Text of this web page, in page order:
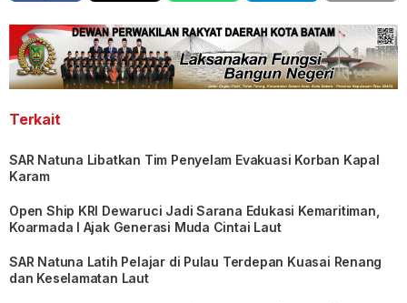
Terkait
SAR Natuna Libatkan Tim Penyelam Evakuasi Korban Kapal
Karam
Open Ship KRI Dewaruci Jadi Sarana Edukasi Kemaritiman,
Koarmada I Ajak Generasi Muda Cintai Laut
SAR Natuna Latih Pelajar di Pulau Terdepan Kuasai Renang
dan Keselamatan Laut